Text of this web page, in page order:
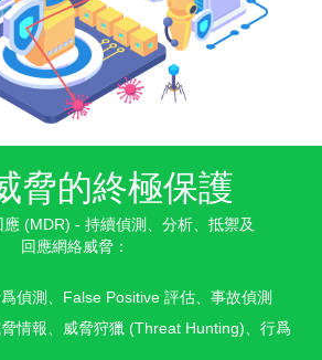
脅的終極保護
應 (MDR) - 持續偵測、分析、抵禦及
回應網絡威脅：
偵測、 False Positive 評估、事故偵測
情報、威脅狩獵 (Threat Hunting) 、行爲